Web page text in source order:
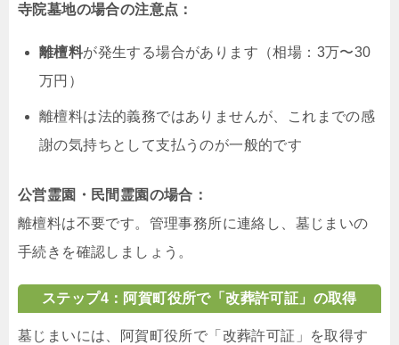
寺院墓地の場合の注意点：
離檀料が発生する場合があります（相場：3万〜30
万円）
離檀料は法的義務ではありませんが、これまでの感
謝の気持ちとして支払うのが一般的です
公営霊園・民間霊園の場合：
離檀料は不要です。管理事務所に連絡し、墓じまいの
手続きを確認しましょう。
ステップ4：阿賀町役所で「改葬許可証」の取得
墓じまいには、阿賀町役所で「改葬許可証」を取得す